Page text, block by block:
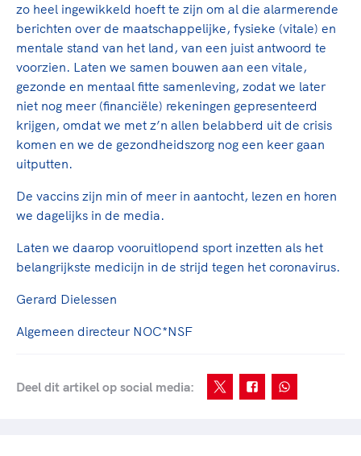
zo heel ingewikkeld hoeft te zijn om al die alarmerende
berichten over de maatschappelijke, fysieke (vitale) en
mentale stand van het land, van een juist antwoord te
voorzien. Laten we samen bouwen aan een vitale,
gezonde en mentaal fitte samenleving, zodat we later
niet nog meer (financiële) rekeningen gepresenteerd
krijgen, omdat we met z’n allen belabberd uit de crisis
komen en we de gezondheidszorg nog een keer gaan
uitputten.
De vaccins zijn min of meer in aantocht, lezen en horen
we dagelijks in de media.
Laten we daarop vooruitlopend sport inzetten als het
belangrijkste medicijn in de strijd tegen het coronavirus.
Gerard Dielessen
Algemeen directeur NOC*NSF
Deel dit artikel op social media: